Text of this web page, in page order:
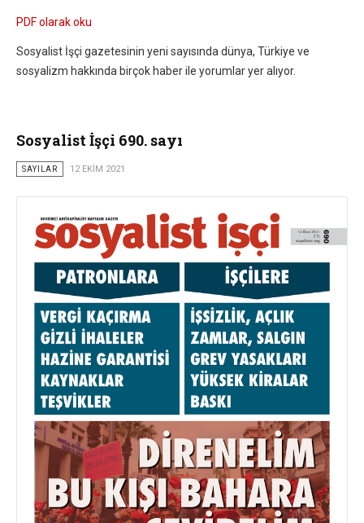
PDF olarak oku
Sosyalist İşçi gazetesinin yeni sayısında dünya, Türkiye ve
sosyalizm hakkında birçok haber ile yorumlar yer alıyor.
Sosyalist İşçi 690. sayı
SAYILAR 12 EKIM 2021